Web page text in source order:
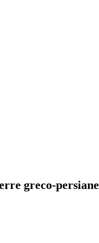
greco-persiane